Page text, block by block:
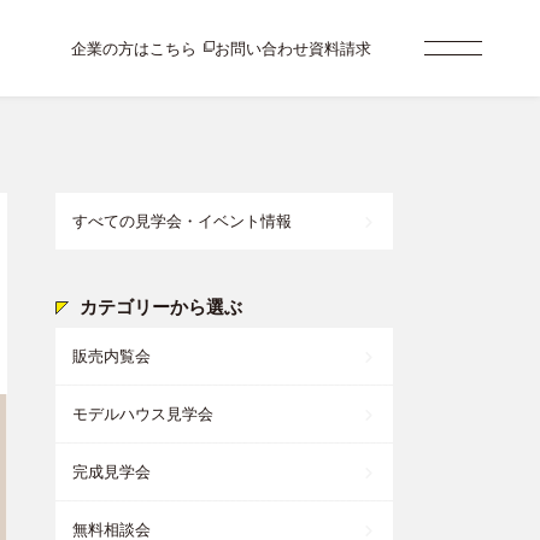
企業の方はこちら お問い合わせ資料請求
すべての見学会・イベント情報
カテゴリーから選ぶ
販売内覧会
モデルハウス見学会
完成見学会
無料相談会